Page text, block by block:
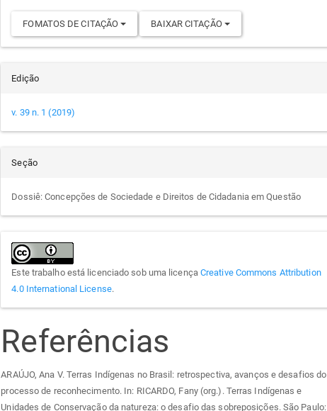
FOMATOS DE CITAÇÃO BAIXAR CITAÇÃO
Edição
v. 39 n. 1 (2019)
Seção
Dossiê: Concepções de Sociedade e Direitos de Cidadania em Questão
Este trabalho está licenciado sob uma licença Creative Commons Attribution
4.0 International License.
Referências
ARAÚJO, Ana V. Terras Indígenas no Brasil: retrospectiva, avanços e desafios do
processo de reconhecimento. In: RICARDO, Fany (org.). Terras Indígenas e
Unidades de Conservação da natureza: o desafio das sobreposições. São Paulo: